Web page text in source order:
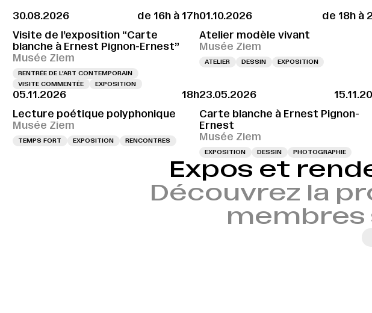
30.08.2026
de 16h à 17h
Visite de l’exposition “Carte
blanche à Ernest Pignon-Ernest”
Musée Ziem
RENTRÉE DE L'ART CONTEMPORAIN
VISITE COMMENTÉE
EXPOSITION
01.10.2026
de 18h à
Atelier modèle vivant
Musée Ziem
ATELIER DESSIN EXPOSITION
05.11.2026
18h
Lecture poétique polyphonique
Musée Ziem
TEMPS FORT EXPOSITION RENCONTRES
23.05.2026
Carte blanche à Ernest Pignon-
Ernest
Musée Ziem
EXPOSITION DESSIN PHOTOGRAPHIE
Expos et
Découvrez la